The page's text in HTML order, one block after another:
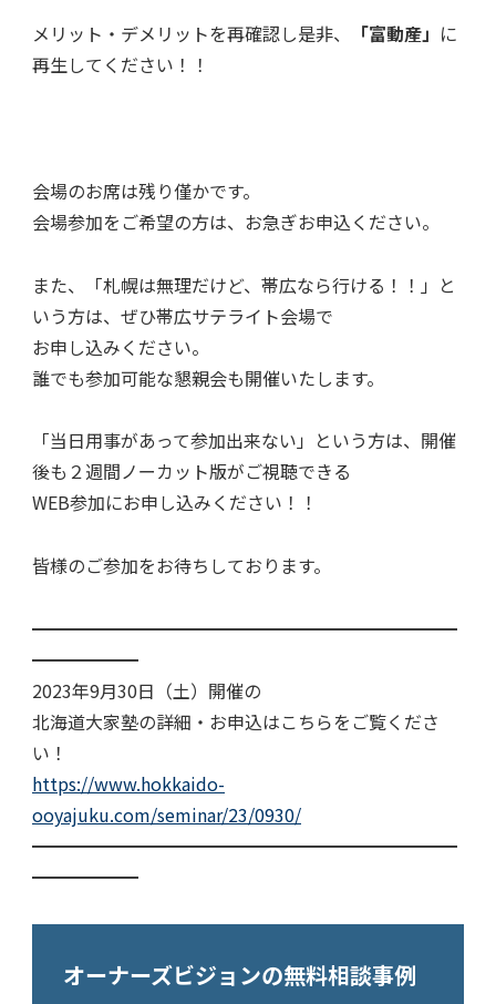
メリット・デメリットを再確認し是非、 「富動産」 に
再生してください！！
会場のお席は残り僅かです。
会場参加をご希望の方は、お急ぎお申込ください。
また、「札幌は無理だけど、帯広なら行ける！！」と
いう方は、ぜひ帯広サテライト会場で
お申し込みください。
誰でも参加可能な懇親会も開催いたします。
「当日用事があって参加出来ない」という方は、開催
後も２週間ノーカット版がご視聴できる
WEB参加にお申し込みください！！
皆様のご参加をお待ちしております。
━━━━━━━━━━━━━━━━━━━━━━━━
━━━━━━
2023年9月30日（土）開催の
北海道大家塾の詳細・お申込はこちらをご覧くださ
い！
https://www.hokkaido-
ooyajuku.com/seminar/23/0930/
━━━━━━━━━━━━━━━━━━━━━━━━
━━━━━━
オーナーズビジョンの無料相談事例